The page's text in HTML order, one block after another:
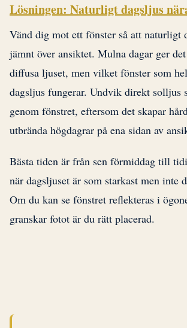
Lösningen: Naturligt dagsljus
Vänd dig mot ett fönster så att naturligt
jämnt över ansiktet. Mulna dagar ger
diffusa ljuset, men vilket fönster som
dagsljus fungerar. Undvik direkt solljus
genom fönstret, eftersom det skapar
utbrända högdagrar på ena sidan av
Bästa tiden är från sen förmiddag till
när dagsljuset är som starkast men inte
Om du kan se fönstret reflekteras i
granskar fotot är du rätt placerad.